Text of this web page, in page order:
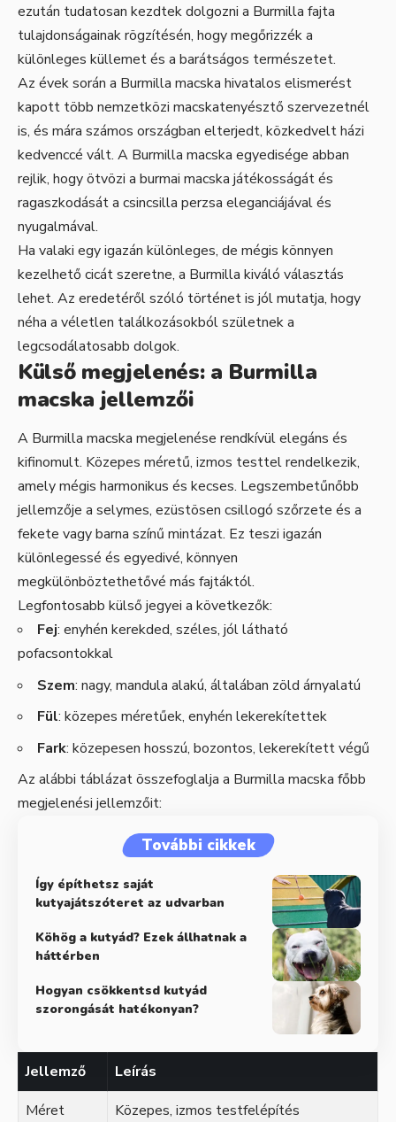
ezután tudatosan kezdtek dolgozni a Burmilla fajta
tulajdonságainak rögzítésén, hogy megőrizzék a
különleges küllemet és a barátságos természetet.
Az évek során a Burmilla macska hivatalos elismerést
kapott több nemzetközi macskatenyésztő szervezetnél
is, és mára számos országban elterjedt, közkedvelt házi
kedvenccé vált. A Burmilla macska egyedisége abban
rejlik, hogy ötvözi a burmai macska játékosságát és
ragaszkodását a csincsilla perzsa eleganciájával és
nyugalmával.
Ha valaki egy igazán különleges, de mégis könnyen
kezelhető cicát szeretne, a Burmilla kiváló választás
lehet. Az eredetéről szóló történet is jól mutatja, hogy
néha a véletlen találkozásokból születnek a
legcsodálatosabb dolgok.
Külső megjelenés: a Burmilla
macska jellemzői
A Burmilla macska megjelenése rendkívül elegáns és
kifinomult. Közepes méretű, izmos testtel rendelkezik,
amely mégis harmonikus és kecses. Legszembetűnőbb
jellemzője a selymes, ezüstösen csillogó szőrzete és a
fekete vagy barna színű mintázat. Ez teszi igazán
különlegessé és egyedivé, könnyen
megkülönböztethetővé más fajtáktól.
Legfontosabb külső jegyei a következők:
Fej: enyhén kerekded, széles, jól látható
pofacsontokkal
Szem: nagy, mandula alakú, általában zöld árnyalatú
Fül: közepes méretűek, enyhén lekerekítettek
Fark: közepesen hosszú, bozontos, lekerekített végű
Az alábbi táblázat összefoglalja a Burmilla macska főbb
megjelenési jellemzőit:
További cikkek
Így építhetsz saját
kutyajátszóteret az udvarban
Köhög a kutyád? Ezek állhatnak a
háttérben
Hogyan csökkentsd kutyád
szorongását hatékonyan?
Jellemző
Leírás
Méret
Közepes, izmos testfelépítés